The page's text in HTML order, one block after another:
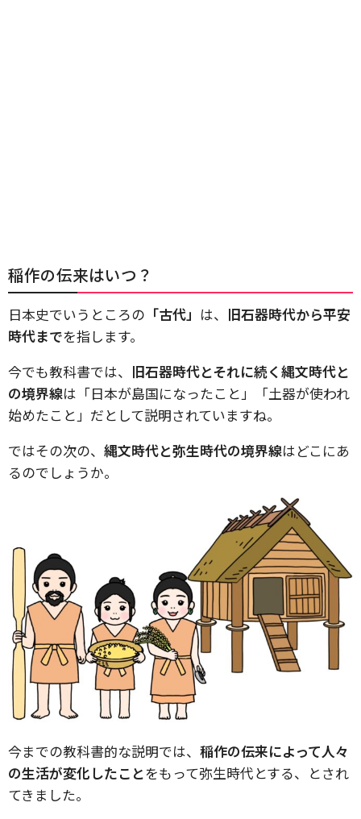
稲作の伝来はいつ？
日本史でいうところの 「古代」 は、 旧石器時代から平安
時代までを指します。
今でも教科書では、 旧石器時代とそれに続く縄文時代と
の境界線は「日本が島国になったこと」「土器が使われ
始めたこと」だとして説明されていますね。
ではその次の、 縄文時代と弥生時代の境界線はどこにあ
るのでしょうか。
今までの教科書的な説明では、 稲作の伝来によって人々
の生活が変化したことをもって弥生時代とする、とされ
てきました。